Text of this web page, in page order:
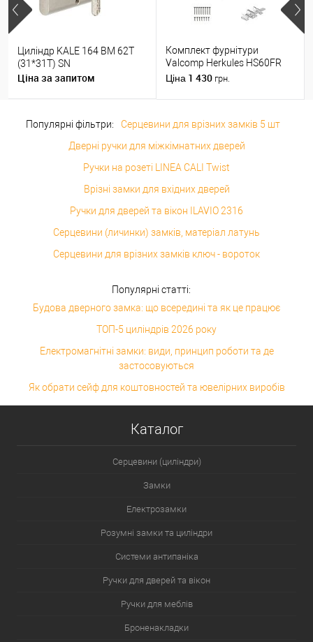
Циліндр KALE 164 BM 62T
(31*31T) SN
Ціна за запитом
Комплект фурнітури
Valcomp Herkules HS60FR
для 1 полотна з дерева до
Ціна 1 430 грн.
Популярні фільтри:
Серцевини для врізних замків 5 шт
Дверні ручки для міжкімнатних дверей
Ручки на розеті LINEA CALI Twist
Врізні замки для вхідних дверей
Ручки для дверей та вікон ILAVIO 2316
Серцевини (личинки) замків, матеріал латунь
Серцевини для врізних замків ключ - вороток
Популярні статті:
Будова дверного замка: що всередині та як це працює
ТОП-5 циліндрів 2026 року
Електромагнітні замки: види, принцип роботи та де
застосовуються
Як обрати сейф для коштовностей та ювелірних виробів
Каталог
Серцевини (циліндри)
Замки
Електрозамки
Розумні замки та циліндри
Системи антипаніка
Ручки для дверей та вікон
Ручки для меблів
Броненакладки